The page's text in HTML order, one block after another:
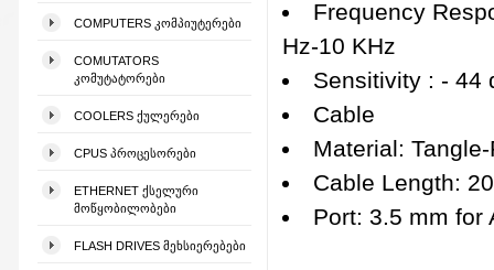
COMPUTERS ᲙᲝᲛᲞᲘᲣᲢᲔᲠᲔᲑᲘ
COMUTATORS
ᲙᲝᲛᲣᲢᲐᲢᲝᲠᲔᲑᲘ
COOLERS ᲥᲣᲚᲔᲠᲔᲑᲘ
CPUS ᲞᲠᲝᲪᲔᲡᲝᲠᲔᲑᲘ
ETHERNET ᲥᲡᲔᲚᲣᲠᲘ
ᲛᲝᲬᲧᲝᲑᲘᲚᲝᲑᲔᲑᲘ
FLASH DRIVES ᲛᲔᲮᲡᲘᲔᲠᲔᲑᲔᲑᲘ
Frequency
Hz-10 KHz
Sensitivity : - 44
Cable
Material:
Cable Length:
Port: 3.5 mm for